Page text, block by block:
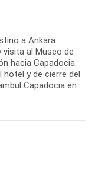
a Ankara.
visita al Museo de
hacia Capadocia.
hotel y de cierre del
Capadocia en